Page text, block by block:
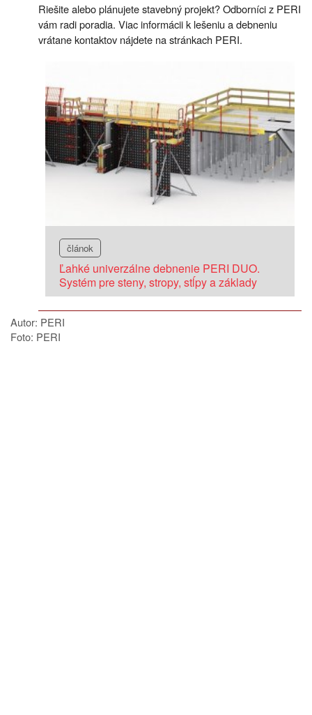
Riešite alebo plánujete stavebný projekt? Odborníci z PERI
vám radi poradia. Viac informácii k lešeniu a debneniu
vrátane kontaktov nájdete na stránkach PERI.
článok
Ľahké univerzálne debnenie PERI DUO.
Systém pre steny, stropy, stĺpy a základy
Autor: PERI
Foto: PERI